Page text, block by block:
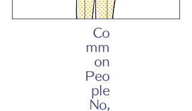
Co
mm
on
Peo
ple
No,